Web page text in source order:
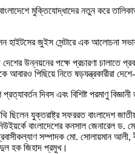
মুক্তিযোদ্ধাদের নতুন করে
হাইটসের জুইস সেন্টারে এক আলোচনা
উন্নয়নের পক্ষে প্রচারণা চালাতে
পিছিয়ে নিতে ষড়যন্ত্রকারীরা
প্রত্যাবর্তন দিবস এবং বিশিষ্ট পরমাণু
ছিলেন যুক্তরাষ্ট্র সফররত
নিউইয়র্কে বাংলাদেশের কনসাল
সম্পাদক মো. সোলায়মান আলী,
হক জিহাদ প্রমুখ।